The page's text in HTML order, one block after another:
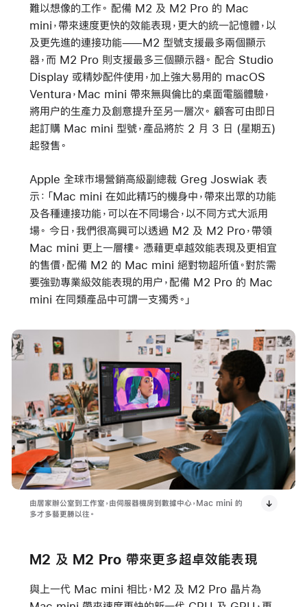
難以想像的工作。 配備 M2 及 M2 Pro 的 Mac
mini，帶來速度更快的效能表現，更大的統一記憶體，以
及更先進的連接功能——M2 型號支援最多兩個顯示
器，而 M2 Pro 則支援最多三個顯示器。 配合 Studio
Display 或精妙配件使用，加上強大易用的 macOS
Ventura，Mac mini 帶來無與倫比的桌面電腦體驗，
將用户的生產力及創意提升至另一層次。 顧客可由即日
起訂購 Mac mini 型號，產品將於 2 月 3 日 (星期五)
起發售。
Apple 全球市場營銷高級副總裁 Greg Joswiak 表
示：「Mac mini 在如此精巧的機身中，帶來出眾的功能
及各種連接功能，可以在不同場合，以不同方式大派用
場。 今日，我們很高興可以透過 M2 及 M2 Pro，帶領
Mac mini 更上一層樓。 憑藉更卓越效能表現及更相宜
的售價，配備 M2 的 Mac mini 絕對物超所值。對於需
要強勁專業級效能表現的用户，配備 M2 Pro 的 Mac
mini 在同類產品中可謂一支獨秀。」
由居家辦公室到工作室，由伺服器機房到數據中心，Mac mini 的
多才多藝更勝以往。
M2 及 M2 Pro 帶來更多超卓效能表現
與上一代 Mac mini 相比，M2 及 M2 Pro 晶片為